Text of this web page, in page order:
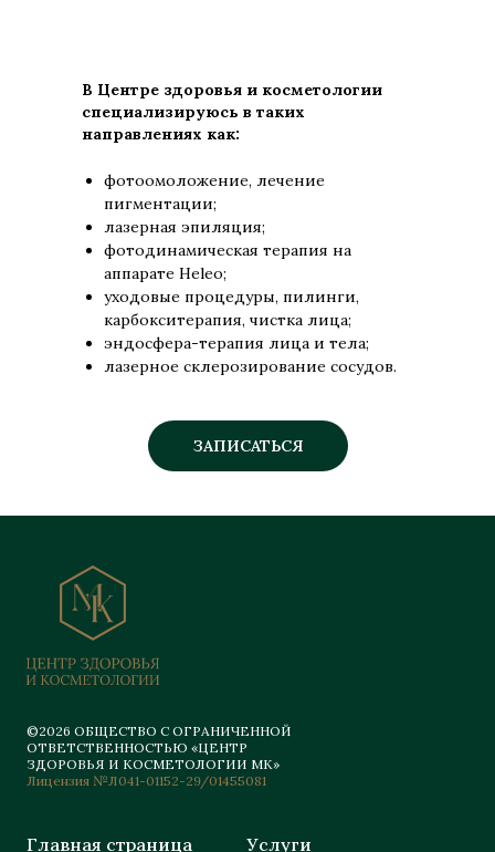
В Центре здоровья и косметологии
специализируюсь в таких
направлениях как:
ЗАПИСАТЬСЯ
фотоомоложение, лечение
пигментации;
лазерная эпиляция;
фотодинамическая терапия на
аппарате Helеo;
уходовые процедуры, пилинги,
карбокситерапия, чистка лица;
эндосфера-терапия лица и тела;
лазерное склерозирование сосудов.
©2026 ОБЩЕСТВО С ОГРАНИЧЕННОЙ
ОТВЕТСТВЕННОСТЬЮ «ЦЕНТР
ЗДОРОВЬЯ И КОСМЕТОЛОГИИ МК»
Лицензия №Л041-01152-29/01455081
Главная страница Услуги